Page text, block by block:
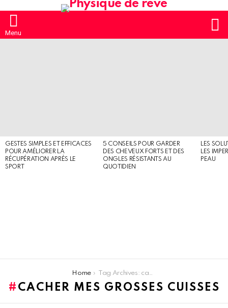
Menu
GESTES SIMPLES ET EFFICACES
POUR AMÉLIORER LA
RÉCUPÉRATION APRÈS LE
SPORT
5 CONSEILS POUR GARDER
DES CHEVEUX FORTS ET DES
ONGLES RÉSISTANTS AU
QUOTIDIEN
LES
LES
PEAU
Home Tag Archives: cacher mes grosses cuisses
CACHER MES GROSSES CUISSES